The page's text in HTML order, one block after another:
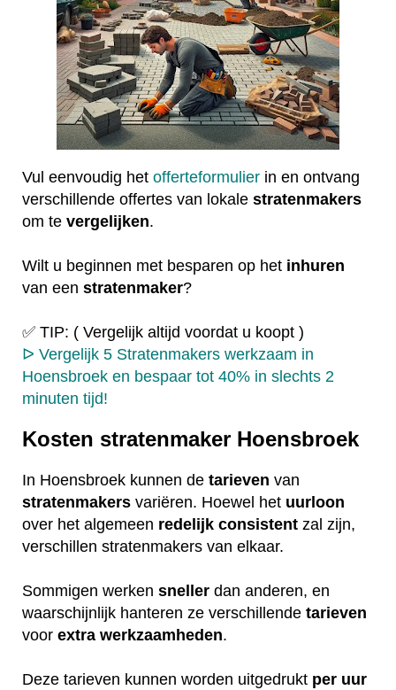
Vul eenvoudig het offerteformulier in en ontvang
verschillende offertes van lokale stratenmakers
om te vergelijken.
Wilt u beginnen met besparen op het inhuren
van een stratenmaker?
✅ TIP: ( Vergelijk altijd voordat u koopt )
ᐅ Vergelijk 5 Stratenmakers werkzaam in
Hoensbroek en bespaar tot 40% in slechts 2
minuten tijd!
Kosten stratenmaker Hoensbroek
In Hoensbroek kunnen de tarieven van
stratenmakers variëren. Hoewel het uurloon
over het algemeen redelijk consistent zal zijn,
verschillen stratenmakers van elkaar.
Sommigen werken sneller dan anderen, en
waarschijnlijk hanteren ze verschillende tarieven
voor extra werkzaamheden.
Deze tarieven kunnen worden uitgedrukt per uur